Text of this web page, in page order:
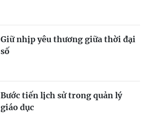
Giữ nhịp yêu thương giữa thời đại
số
Bước tiến lịch sử trong quản lý
giáo dục